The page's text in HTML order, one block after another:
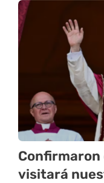
Confirmaron
visitará